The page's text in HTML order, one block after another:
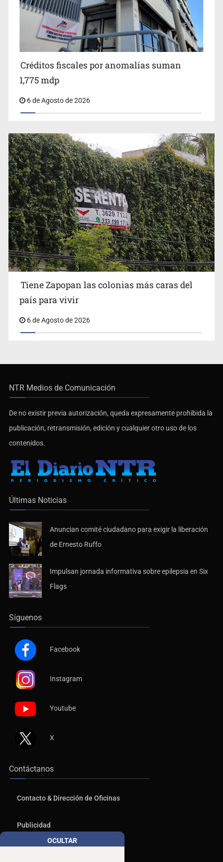
Anuncian comité ciudadano para exigir la liberación de
Ernesto Ruffo
Créditos fiscales por anomalías suman
1,775 mdp
6 de Agosto de 2026
Tiene Zapopan las colonias más caras del
país para vivir
6 de Agosto de 2026
NTR Medios de Comunicación
De no existir previa autorización, queda expresamente prohibida la
publicación, retransmisión, edición y cualquier otro uso de los
contenidos.
Últimas Noticias
Anuncian comité ciudadano para exigir la liberación
de Ernesto Ruffo
Impulsan jornada informativa sobre epilepsia en Six
Flags
Síguenos
Facebook
Instagram
Youtube
X
Contáctanos
Contacto & Dirección de Oficinas
Publicidad
OCULTAR